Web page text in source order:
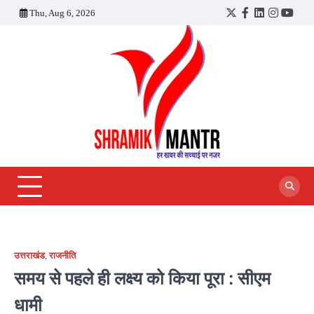
Thu, Aug 6, 2026
Twitter
Facebook
LinkedIn
उत्तराखंड,राजनीति
समय से पहले ही लक्ष्य को किया पूरा : सीएम
धामी